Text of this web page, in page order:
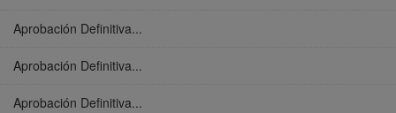
Aprobación Definitiva...
Aprobación Definitiva...
Aprobación Definitiva...